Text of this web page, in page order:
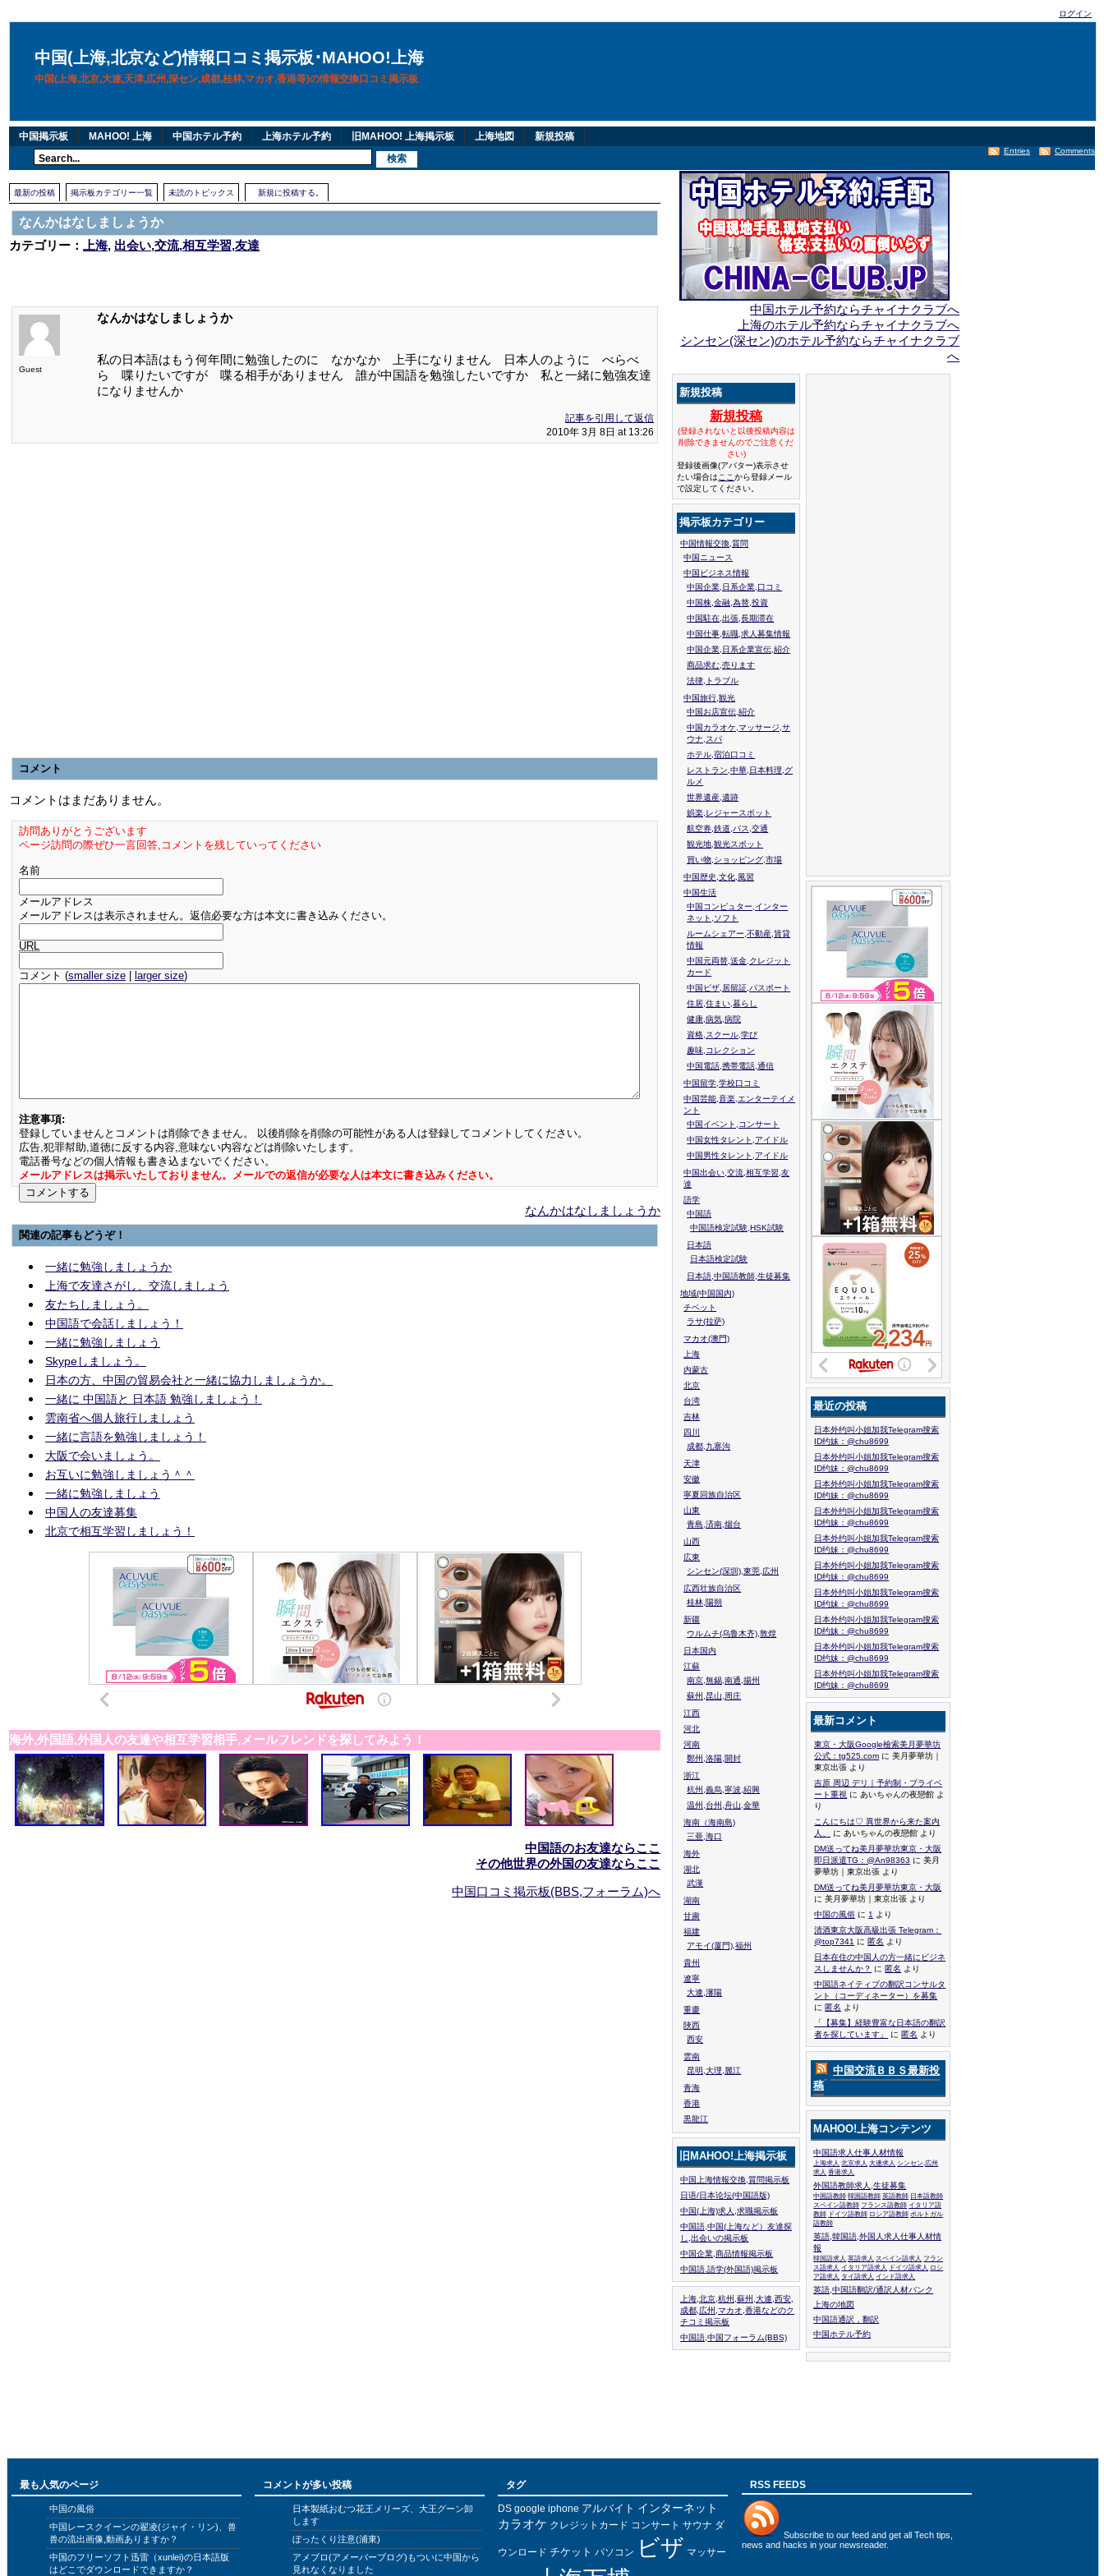
ログイン
中国(上海,北京など)情報口コミ掲示板･MAHOO!上海
中国(上海,北京,大連,天津,広州,深セン,成都,桂林,マカオ,香港等)の情報交換口コミ掲示板
中国掲示板 MAHOO! 上海 中国ホテル予約 上海ホテル予約 旧MAHOO! 上海掲示板 上海地図 新規投稿
Comments
Entries
最新の投稿 掲示板カテゴリー一覧 未読のトピックス 新規に投稿する。
なんかはなしましょうか
カテゴリー：
上海, 出会い,交流,相互学習,友達
Guest
なんかはなしましょうか
私の日本語はもう何年間に勉強したのに なかなか 上手になりません 日本人のように べらべ
ら 喋りたいですが 喋る相手がありません 誰が中国語を勉強したいですか 私と一緒に勉強友達
になりませんか
記事を引用して返信
2010年 3月 8日 at 13:26
コメント
コメントはまだありません。
訪問ありがとうございます
ページ訪問の際ぜひ一言回答,コメントを残していってください
名前
メールアドレス
メールアドレスは表示されません。返信必要な方は本文に書き込みください。
URL
コメント (smaller size larger size)
注意事項:
登録していませんとコメントは削除できません。 以後削除を削除の可能性がある人は登録してコメントしてください。
広告,犯罪幇助,道徳に反する内容,意味ない内容などは削除いたします。
電話番号などの個人情報も書き込まないでください。
メールアドレスは掲示いたしておりません。メールでの返信が必要な人は本文に書き込みください。
なんかはなしましょうか
関連の記事もどうぞ！
一緒に勉強しましょうか
上海で友達さがし、交流しましょう
友たちしましょう。
中国語で会話しましょう！
一緒に勉強しましょう
Skypeしましょう。
日本の方、中国の貿易会社と一緒に協力しましょうか。
一緒に 中国語と 日本語 勉強しましょう！
雲南省へ個人旅行しましょう
一緒に言語を勉強しましょう！
大阪で会いましょう。
お互いに勉強しましょう＾＾
一緒に勉強しましょう
中国人の友達募集
北京で相互学習しましょう！
海外,外国語,外国人の友達や相互学習相手,メールフレンドを探してみよう！
中国語のお友達ならここ
その他世界の外国の友達ならここ
中国口コミ掲示板(BBS,フォーラム)へ
中国ホテル予約ならチャイナクラブへ
上海のホテル予約ならチャイナクラブへ
シンセン(深セン)のホテル予約ならチャイナクラブ
へ
新規投稿
新規投稿
(登録されないと以後投稿内容は
削除できませんのでご注意くだ
さい)
登録後画像(アバター)表示させ
たい場合は ここから登録メール
で設定してください。
掲示板カテゴリー
中国情報交換,質問
中国ニュース
中国ビジネス情報
中国企業,日系企業,口コミ
中国株,金融,為替,投資
中国駐在,出張,長期滞在
中国仕事,転職,求人募集情報
中国企業,日系企業宣伝,紹介
商品求む,売ります
法律,トラブル
中国旅行,観光
中国お店宣伝,紹介
中国カラオケ,マッサージ,サ
ウナ,スパ
ホテル,宿泊口コミ
レストラン,中華,日本料理,グ
ルメ
世界遺産,遺跡
娯楽,レジャースポット
航空券,鉄道,バス,交通
観光地,観光スポット
買い物,ショッピング,市場
中国歴史,文化,風習
中国生活
中国コンピュター,インター
ネット,ソフト
ルームシェアー,不動産,賃貸
情報
中国元両替,送金,クレジット
カード
中国ビザ,居留証,パスポート
住居,住まい,暮らし
健康,病気,病院
資格,スクール,学び
趣味,コレクション
中国電話,携帯電話,通信
中国留学,学校口コミ
中国芸能,音楽,エンターテイメ
ント
中国イベント,コンサート
中国女性タレント,アイドル
中国男性タレント,アイドル
中国出会い,交流,相互学習,友
達
語学
中国語
中国語検定試験,HSK試験
日本語
日本語検定試験
日本語,中国語教師,生徒募集
地域(中国国内)
チベット
ラサ(拉萨)
マカオ(澳門)
上海
内蒙古
北京
台湾
吉林
四川
成都,九寨沟
天津
安徽
寧夏回族自治区
山東
青島,済南,烟台
山西
広東
シンセン(深圳),東莞,広州
広西壮族自治区
桂林,陽朔
新疆
ウルムチ(乌鲁木齐),敦煌
日本国内
江蘇
南京,無錫,南通,揚州
蘇州,昆山,周庄
江西
河北
河南
鄭州,洛陽,開封
浙江
杭州,義烏,寧波,紹興
温州,台州,舟山,金華
海南（海南島)
三亜,海口
海外
湖北
武漢
湖南
甘粛
福建
アモイ(厦門),福州
貴州
遼寧
大連,瀋陽
重慶
陜西
西安
雲南
昆明,大理,麗江
青海
香港
黒龍江
旧MAHOO!上海掲示板
中国上海情報交換,質問掲示板
日语/日本论坛(中国語版)
中国(上海)求人,求職掲示板
中国語,中国(上海など）友達探
し,出会いの掲示板
中国企業,商品情報掲示板
中国語.語学(外国語)掲示板
上海,北京,杭州,蘇州,大連,西安,
成都,広州,マカオ,香港などのク
チコミ掲示板
中国語,中国フォーラム(BBS)
最近の投稿
日本外约叫小姐加我Telegram搜索
ID约妹：@chu8699
日本外约叫小姐加我Telegram搜索
ID约妹：@chu8699
日本外约叫小姐加我Telegram搜索
ID约妹：@chu8699
日本外约叫小姐加我Telegram搜索
ID约妹：@chu8699
日本外约叫小姐加我Telegram搜索
ID约妹：@chu8699
日本外约叫小姐加我Telegram搜索
ID约妹：@chu8699
日本外约叫小姐加我Telegram搜索
ID约妹：@chu8699
日本外约叫小姐加我Telegram搜索
ID约妹：@chu8699
日本外约叫小姐加我Telegram搜索
ID约妹：@chu8699
日本外约叫小姐加我Telegram搜索
ID约妹：@chu8699
最新コメント
東京・大阪Google檢索美月夢華坊
公式：tg525.com に 美月夢華坊｜
東京出張 より
吉原 周辺 デリ｜予約制・プライベ
ート重視 に あいちゃんの夜戀館 よ
り
こんにちは♡ 異世界から来た案内
人、
に あいちゃんの夜戀館 より
DM送ってね美月夢華坊東京・大阪
即日派遣TG：@An98363 に 美月
夢華坊｜東京出張 より
DM送ってね美月夢華坊東京・大阪
に 美月夢華坊｜東京出張 より
中国の風俗 に 1
より
清酒東京大阪高級出張 Telegram：
@top7341 に 匿名 より
日本在住の中国人の方一緒にビジネ
スしませんか？ に 匿名 より
中国語ネイティブの翻訳コンサルタ
ント（コーディネーター）を募集
に 匿名 より
「【募集】経験豊富な日本語の翻訳
者を探しています」
に 匿名 より
中国交流ＢＢＳ最新投
稿
MAHOO!上海コンテンツ
中国語求人仕事人材情報
上海求人 北京求人 大連求人 シンセン,広州
求人 香港求人
外国語教師求人,生徒募集
中国語教師 韓国語教師 英語教師 日本語教師
スペイン語教師 フランス語教師 イタリア語
教師 ドイツ語教師 ロシア語教師 ポルトガル
語教師
英語,韓国語,外国人求人仕事人材情
報
韓国語求人 英語求人 スペイン語求人 フラン
ス語求人 イタリア語求人 ドイツ語求人 ロシ
ア語求人 タイ語求人 インド語求人
英語,中国語翻訳/通訳人材バンク
上海の地図
中国語通訳，翻訳
中国ホテル予約
最も人気のページ
中国の風俗
中国レースクイーンの翟凌(ジャイ・リン)、兽
兽の流出画像,動画ありますか？
中国のフリーソフト迅雷（xunlei)の日本語版
はどこでダウンロードできますか？
コメントが多い投稿
日本製紙おむつ花王メリーズ、大王グーン卸
します
ぼったくり注意(浦東)
アメブロ(アメーバーブログ)もついに中国から
見れなくなりました
タグ
DS google iphone アルバイト インターネット
カラオケ クレジットカード コンサート サウナ ダ
ウンロード チケット パソコン ビザ マッサー
RSS FEEDS
Subscribe to our feed and get all Tech tips,
news and hacks in your newsreader.